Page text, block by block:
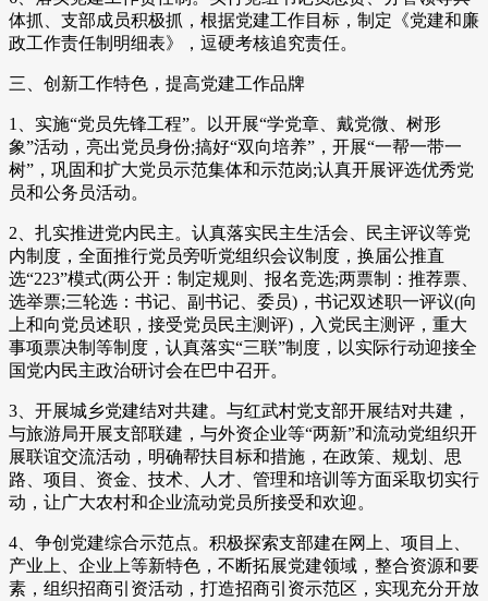
体抓、支部成员积极抓，根据党建工作目标，制定《党建和廉
政工作责任制明细表》，逗硬考核追究责任。
三、创新工作特色，提高党建工作品牌
1、实施“党员先锋工程”。以开展“学党章、戴党微、树形
象”活动，亮出党员身份;搞好“双向培养”，开展“一帮一带一
树”，巩固和扩大党员示范集体和示范岗;认真开展评选优秀党
员和公务员活动。
2、扎实推进党内民主。认真落实民主生活会、民主评议等党
内制度，全面推行党员旁听党组织会议制度，换届公推直
选“223”模式(两公开：制定规则、报名竞选;两票制：推荐票、
选举票;三轮选：书记、副书记、委员)，书记双述职一评议(向
上和向党员述职，接受党员民主测评)，入党民主测评，重大
事项票决制等制度，认真落实“三联”制度，以实际行动迎接全
国党内民主政治研讨会在巴中召开。
3、开展城乡党建结对共建。与红武村党支部开展结对共建，
与旅游局开展支部联建，与外资企业等“两新”和流动党组织开
展联谊交流活动，明确帮扶目标和措施，在政策、规划、思
路、项目、资金、技术、人才、管理和培训等方面采取切实行
动，让广大农村和企业流动党员所接受和欢迎。
4、争创党建综合示范点。积极探索支部建在网上、项目上、
产业上、企业上等新特色，不断拓展党建领域，整合资源和要
素，组织招商引资活动，打造招商引资示范区，实现充分开放